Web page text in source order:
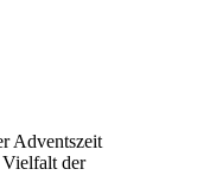
Adventszeit
Vielfalt der